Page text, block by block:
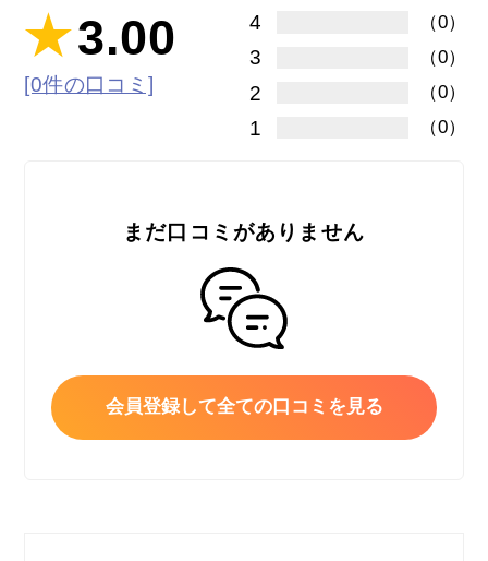
3.00
[0件の口コミ]
4 （0）
3 （0）
2 （0）
1 （0）
まだ口コミがありません
会員登録して全ての口コミを見る